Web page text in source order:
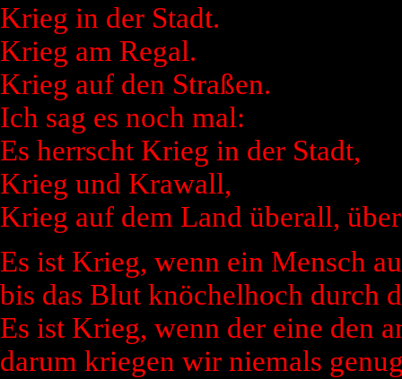
Krieg in der Stadt.
Krieg am Regal.
Krieg auf den Straßen.
Ich sag es noch mal:
Es herrscht Krieg in der Stadt,
Krieg und Krawall,
Krieg auf dem Land überall,
Es ist Krieg, wenn ein Mensch
bis das Blut knöchelhoch durch
Es ist Krieg, wenn der eine den
darum kriegen wir niemals